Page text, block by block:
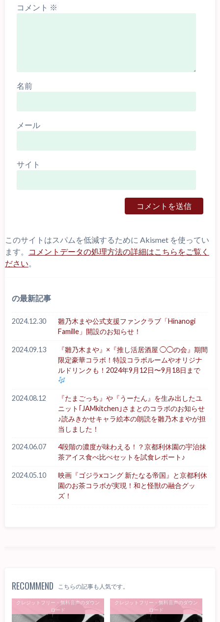
コメント ※
名前
メール
サイト
このサイトはスパムを低減するために Akismet を使ってい
ます。
コメントデータの処理方法の詳細はこちらをご覧く
ださい
の最新記事
2024.12.30
雛乃木まや公式支援ファンクラブ「Hinanogi
Famille」開設のお知らせ！
2024.09.13
『雛乃木まや』×『推し活居酒屋 ◯◯の会』期間
限定豪華コラボ！特設コラボルームやオリジナ
ルドリンクも！2024年9月12日〜9月18日まで
2024.08.12
『たまごっち』や『うーたん』を生み出したユ
ニット｢JAMkitchen｣さまとのコラボのお知らせ
♪読みきかせキャラ絵本の朗読を雛乃木まやが担
当しました！
2024.06.07
4段階の濃度が味わえる！？京都利休園の宇治抹
茶アイス食べ比べセットを試食レポート♪
2024.05.10
映画『ゴジラxコング 新たなる帝国』と京都利休
園のお茶コラボが実現！和と怪獣の融合グッ
ズ！
RECOMMEND こちらの記事も人気です。
クレジットフリー・無料音声のダウン
ロード
クレジットフリー・無料音声のダウン
ロード